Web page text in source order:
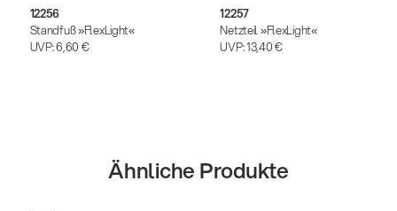
12256
Standfuß »FlexLight«
UVP:6,60 €
12257
Netzteil »FlexLight«
UVP:13,40 €
Ähnliche Produkte